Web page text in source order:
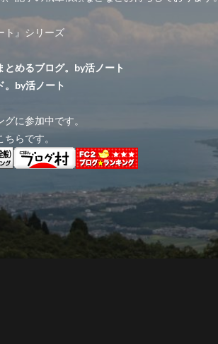
ト』シリーズ
とめるブログ。by活ノート
。by活ノート
に参加中です。
らです。